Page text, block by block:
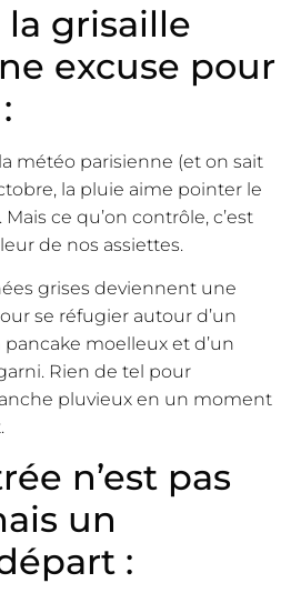
grisaille
excuse pour
météo parisienne (et on sait
la pluie aime pointer le
Mais ce qu’on contrôle, c’est
de nos assiettes.
grises deviennent une
se réfugier autour d’un
moelleux et d’un
Rien de tel pour
pluvieux en un moment
n’est pas
un
: